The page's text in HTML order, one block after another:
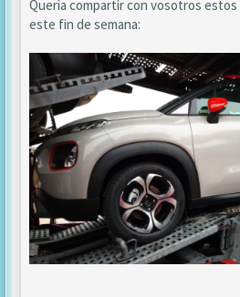
Quería compartir con vosotros estos
este fin de semana: